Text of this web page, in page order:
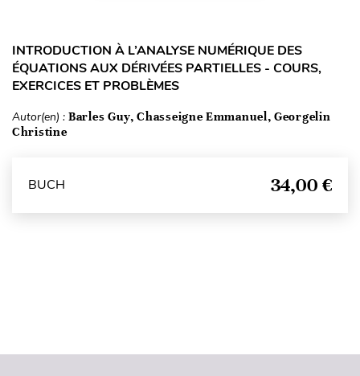
INTRODUCTION À L’ANALYSE NUMÉRIQUE DES
ÉQUATIONS AUX DÉRIVÉES PARTIELLES - COURS,
EXERCICES ET PROBLÈMES
Autor(en) : Barles Guy, Chasseigne Emmanuel, Georgelin
Christine
BUCH 34,00 €